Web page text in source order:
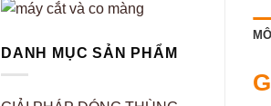
DANH MỤC SẢN PHẨM